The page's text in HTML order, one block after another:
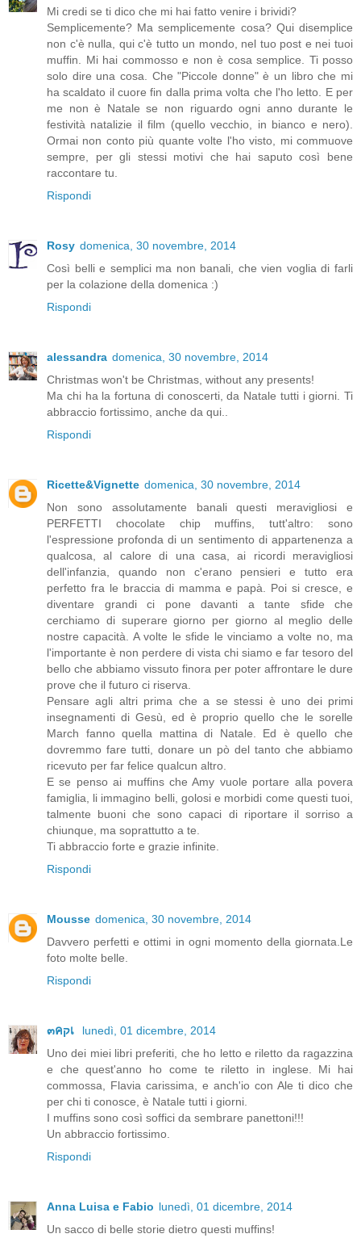
Mi credi se ti dico che mi hai fatto venire i brividi?
Semplicemente? Ma semplicemente cosa? Qui disemplice
non c'è nulla, qui c'è tutto un mondo, nel tuo post e nei tuoi
muffin. Mi hai commosso e non è cosa semplice. Ti posso
solo dire una cosa. Che "Piccole donne" è un libro che mi
ha scaldato il cuore fin dalla prima volta che l'ho letto. E per
me non è Natale se non riguardo ogni anno durante le
festività natalizie il film (quello vecchio, in bianco e nero).
Ormai non conto più quante volte l'ho visto, mi commuove
sempre, per gli stessi motivi che hai saputo così bene
raccontare tu.
Rispondi
Rosy domenica, 30 novembre, 2014
Così belli e semplici ma non banali, che vien voglia di farli
per la colazione della domenica :)
Rispondi
alessandra domenica, 30 novembre, 2014
Christmas won't be Christmas, without any presents!
Ma chi ha la fortuna di conoscerti, da Natale tutti i giorni. Ti
abbraccio fortissimo, anche da qui..
Rispondi
Ricette&Vignette domenica, 30 novembre, 2014
Non sono assolutamente banali questi meravigliosi e
PERFETTI chocolate chip muffins, tutt'altro: sono
l'espressione profonda di un sentimento di appartenenza a
qualcosa, al calore di una casa, ai ricordi meravigliosi
dell'infanzia, quando non c'erano pensieri e tutto era
perfetto fra le braccia di mamma e papà. Poi si cresce, e
diventare grandi ci pone davanti a tante sfide che
cerchiamo di superare giorno per giorno al meglio delle
nostre capacità. A volte le sfide le vinciamo a volte no, ma
l'importante è non perdere di vista chi siamo e far tesoro del
bello che abbiamo vissuto finora per poter affrontare le dure
prove che il futuro ci riserva.
Pensare agli altri prima che a se stessi è uno dei primi
insegnamenti di Gesù, ed è proprio quello che le sorelle
March fanno quella mattina di Natale. Ed è quello che
dovremmo fare tutti, donare un pò del tanto che abbiamo
ricevuto per far felice qualcun altro.
E se penso ai muffins che Amy vuole portare alla povera
famiglia, li immagino belli, golosi e morbidi come questi tuoi,
talmente buoni che sono capaci di riportare il sorriso a
chiunque, ma soprattutto a te.
Ti abbraccio forte e grazie infinite.
Rispondi
Mousse domenica, 30 novembre, 2014
Davvero perfetti e ottimi in ogni momento della giornata.Le
foto molte belle.
Rispondi
๓คקเ
lunedì, 01 dicembre, 2014
Uno dei miei libri preferiti, che ho letto e riletto da ragazzina
e che quest'anno ho come te riletto in inglese. Mi hai
commossa, Flavia carissima, e anch'io con Ale ti dico che
per chi ti conosce, è Natale tutti i giorni.
I muffins sono così soffici da sembrare panettoni!!!
Un abbraccio fortissimo.
Rispondi
Anna Luisa e Fabio lunedì, 01 dicembre, 2014
Un sacco di belle storie dietro questi muffins!